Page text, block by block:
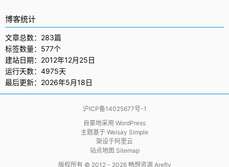
博客统计
文章总数：283篇
标签数量：577个
建站日期：2012年12月25日
运行天数：4975天
最后更新：2026年5月18日
沪ICP备14025677号-1
自豪地采用 WordPress
主题基于 Weisay Simple
架设于阿里云
站点地图 Sitemap
版权所有 © 2012 - 2026 畅想资源 Arefly